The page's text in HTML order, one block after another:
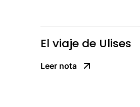
El viaje de Ulises
Leer nota